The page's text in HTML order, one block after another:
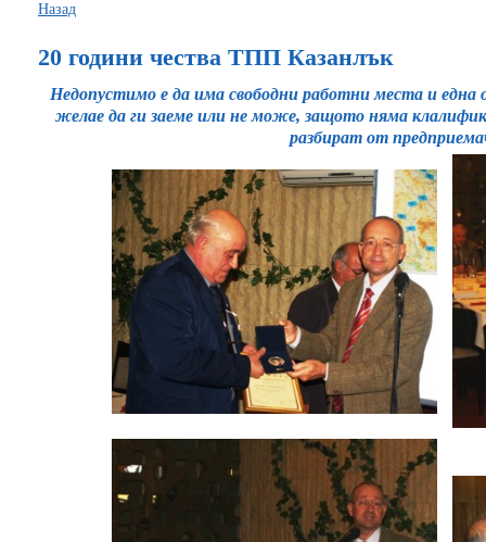
Назад
20 години чества ТПП Казанлък
Недопустимо е да има свободни работни места и една
желае да ги заеме или не може, защото няма
разбират от